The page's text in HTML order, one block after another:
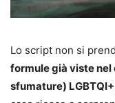
Lo script non si
formule già viste
sfumature) LGBTQI+